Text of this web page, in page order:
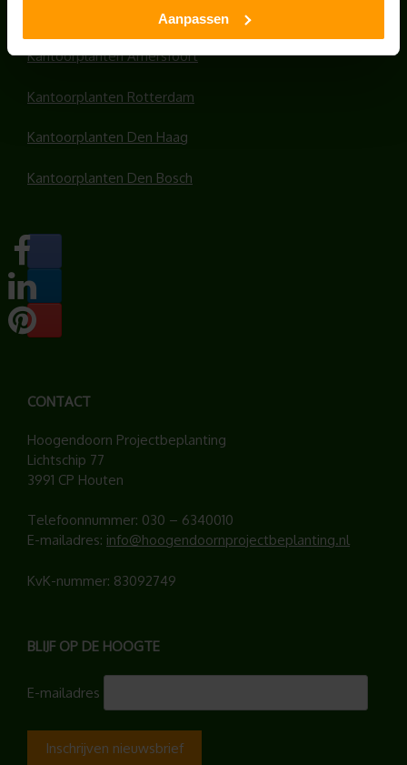
Aanpassen
Kantoorplanten Amsterdam
Kantoorplanten Amersfoort
Kantoorplanten Rotterdam
Kantoorplanten Den Haag
Kantoorplanten Den Bosch
CONTACT
Hoogendoorn Projectbeplanting
Lichtschip 77
3991 CP Houten
Telefoonnummer: 030 – 6340010
E-mailadres: info@hoogendoornprojectbeplanting.nl
KvK-nummer: 83092749
BLIJF OP DE HOOGTE
E-mailadres